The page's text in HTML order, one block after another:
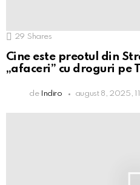
29 Shares
Cine este preotul din
„afaceri” cu droguri pe
de Indiro august 8, 2025,